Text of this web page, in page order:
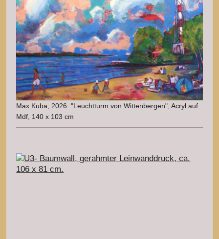
Max Kuba, 2026: "Leuchtturm von Wittenbergen", Acryl auf
Mdf, 140 x 103 cm